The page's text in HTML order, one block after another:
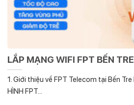
LẮP MẠNG WIFI FPT BẾN TRE
1. Giới thiệu về FPT Telecom tại Bến Tre
HÌNH FPT...